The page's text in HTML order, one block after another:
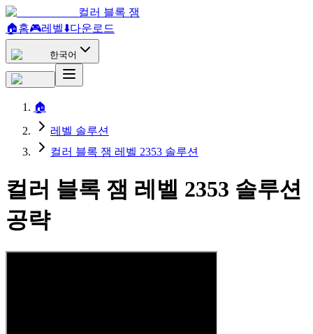
컬러 블록 잼
🏠홈🎮레벨⬇️다운로드
한국어
🏠
레벨 솔루션
컬러 블록 잼 레벨 2353 솔루션
컬러 블록 잼 레벨 2353 솔루션
공략